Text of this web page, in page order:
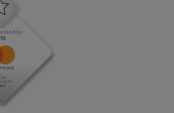
probléma
pizzában egy
is
hogy nem